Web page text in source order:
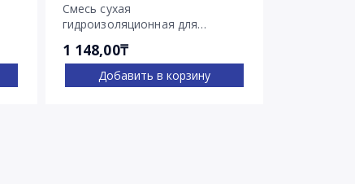
Смесь сухая
гидроизоляционная для
Ватерплаг
1 148,00₸
Добавить в корзину